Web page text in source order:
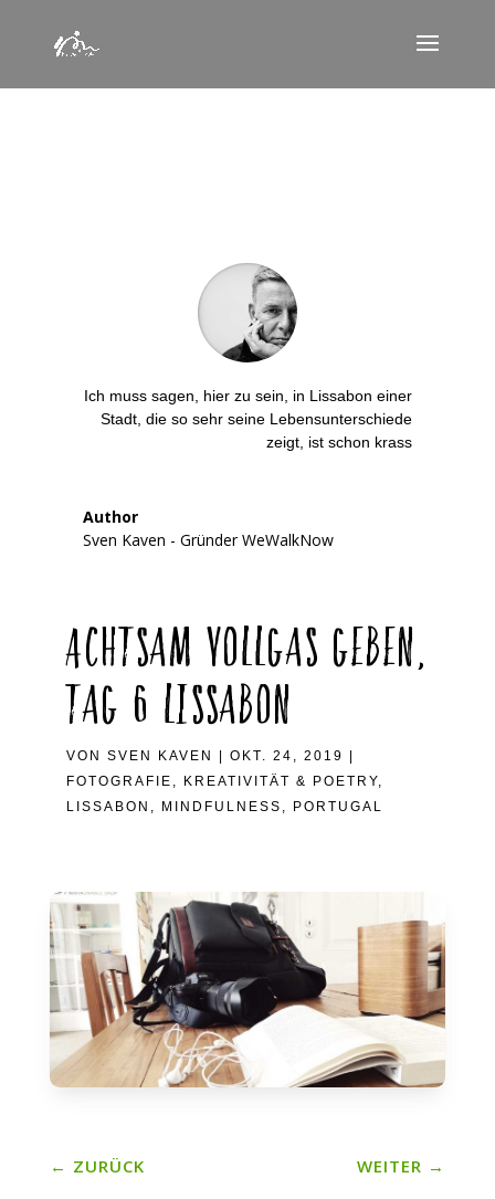
Ich muss sagen, hier zu sein, in Lissabon einer
Stadt, die so sehr seine Lebensunterschiede
zeigt, ist schon krass
Author
Sven Kaven - Gründer WeWalkNow
Achtsam Vollgas geben,
Tag 6 Lissabon
VON SVEN KAVEN | OKT. 24, 2019 |
FOTOGRAFIE , KREATIVITÄT & POETRY,
LISSABON , MINDFULNESS , PORTUGAL
← ZURÜCK WEITER →